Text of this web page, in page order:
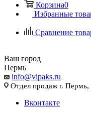
Корзина0
Избранные
Сравнение
Ваш город
Пермь
info@vipaks.ru
Отдел продаж г. Пермь,
Вконтакте